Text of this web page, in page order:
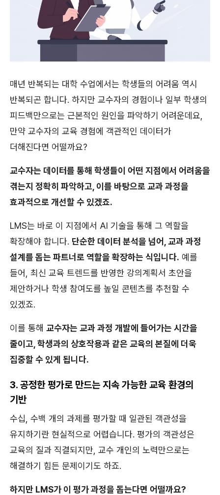
매년 반복되는 대학 수업에서는 학생들의 어려움 역시
반복되곤 합니다. 하지만 교수자의 경험이나 일부 학생의
피드백만으로는 근본적인 원인을 파악하기 어려운데요,
만약 교수자의 교육 경험에 객관적인 데이터가
더해진다면 어떨까요?
교수자는 데이터를 통해 학생들이 어떤 지점에서 어려움을
겪는지 정확히 파악하고, 이를 바탕으로 교과 과정을
효과적으로 개선할 수 있겠죠.
LMS는 바로 이 지점에서 AI 기술을 통해 그 역할을
확장해야 합니다. 단순한 데이터 분석을 넘어, 교과 과정
설계를 돕는 파트너로 역할을 확장하는 식입니다. 예를
들어, 최신 교육 트렌드를 반영한 강의계획서 초안을
제안하거나 학생 참여도를 높일 콘텐츠를 추천할 수
있겠죠.
이를 통해 교수자는 교과 과정 개발에 들어가는 시간을
줄이고, 학생과의 상호작용과 같은 교육의 본질에 더욱
집중할 수 있게 됩니다.
3. 공정한 평가로 만드는 지속 가능한 교육 환경의
기반
수십, 수백 개의 과제를 평가할 때 일관된 객관성을
유지하기란 현실적으로 어렵습니다. 평가의 객관성은
교육의 질과 직결되지만, 교수 개인의 노력만으로는
해결하기 힘든 문제이기도 하죠.
하지만 LMS가 이 평가 과정을 돕는다면 어떨까요?